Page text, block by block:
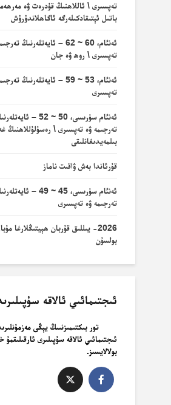
تەپسىرى \ ئاللاھنىڭ قۇدرەت ۋە
باتىل ئېتىقادكىلەرگە ئاگاھلاندۇرۇش
ئەنئام، 60 ~ 62 – ئايەتلەرنىڭ
تەپسىرى \ روھ ۋە جان
ئەنئام، 53 ~ 59 – ئايەتلەرنىڭ
تەپسىرى
ئەنئام سۈرىسى، 50 ~ 52 –
تەرجىمە ۋە تەپسىرى \ رەسۇلۇللاھنىڭ
بىلمەيدىغانلىقى
قۇرئاندا بەش ۋاقىت ناماز
ئەنئام سۈرىسى، 45 ~ 49 –
تەرجىمە ۋە تەپسىرى
2026- يىللىق قۇربان ھېيتىڭلارغا
بولسۇن
ئىجتىمائىي ئالاقە
تور بىكتىمىزنىىڭ يېڭى
ئىجتىمائىي ئالاقە سۇپىلىرى ئارقىلىقمۇ
بولالايسىز.